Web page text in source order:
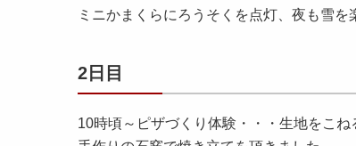
ミニかまくらにろうそくを点灯、夜も雪を
2日目
10時頃～ピザづくり体験・・・生地をこね